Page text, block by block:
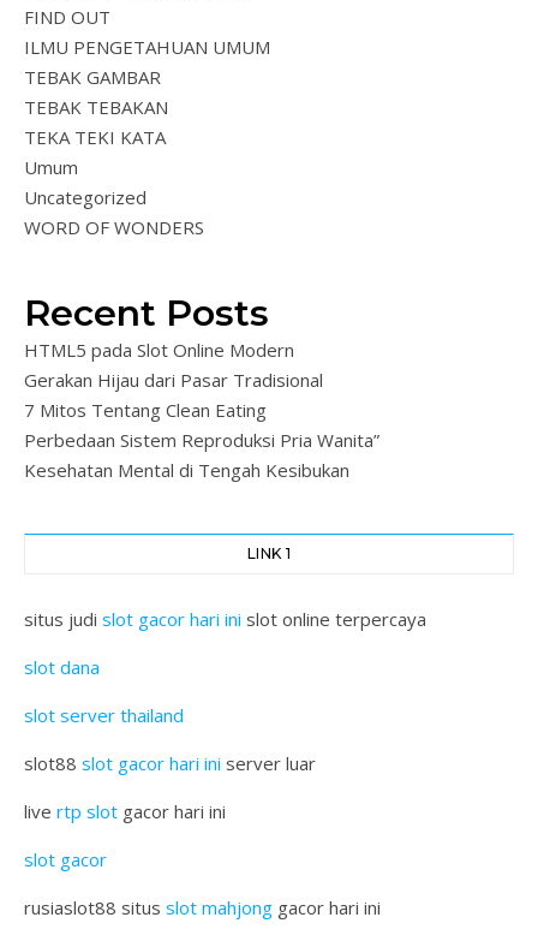
FIND OUT
ILMU PENGETAHUAN UMUM
TEBAK GAMBAR
TEBAK TEBAKAN
TEKA TEKI KATA
Umum
Uncategorized
WORD OF WONDERS
Recent Posts
HTML5 pada Slot Online Modern
Gerakan Hijau dari Pasar Tradisional
7 Mitos Tentang Clean Eating
Perbedaan Sistem Reproduksi Pria Wanita”
Kesehatan Mental di Tengah Kesibukan
LINK 1
situs judi slot gacor hari ini slot online terpercaya
slot dana
slot server thailand
slot88 slot gacor hari ini server luar
live rtp slot gacor hari ini
slot gacor
rusiaslot88 situs slot mahjong gacor hari ini